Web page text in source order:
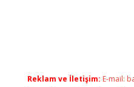
Reklam ve İletişim: E-mail: